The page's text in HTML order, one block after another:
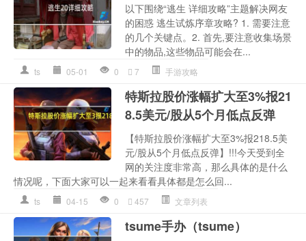
以下围绕“逃生 详细攻略”主题解决网友
的困惑 逃生试炼序章攻略? 1. 需要注意
的几个关键点。2. 首先,要注意收集场景
中的物品,这些物品可能会在...
ts 05-01 0 7 手游攻略
特斯拉股价涨幅扩大至3%报21
8.5美元/股从5个月低点反弹
【特斯拉股价涨幅扩大至3%报218.5美
元/股从5个月低点反弹】!!!今天受到全
网的关注度非常高，那么具体的是什么
情况呢，下面大家可以一起来看看具体都是怎么回...
ts 04-15 0 457 文章列表
tsume手办（tsume）